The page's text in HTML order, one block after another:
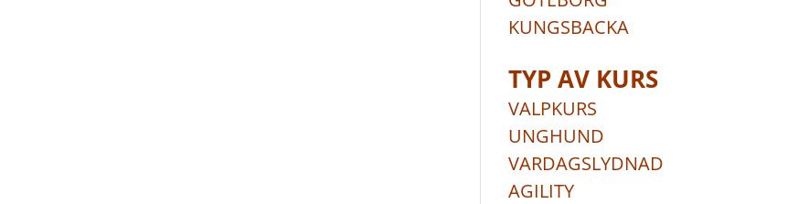
KUNGSBACKA
TYP AV KURS
VALPKURS
UNGHUND
VARDAGSLYDNAD
AGILITY